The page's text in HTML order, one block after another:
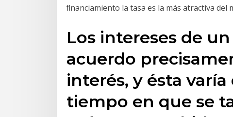
ﬁnanciamiento la tasa es la más atractiva del
Los intereses de
acuerdo
interés, y ésta
tiempo en que se